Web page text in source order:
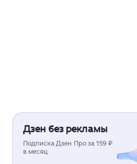
Дзен без рекламы
Подписка Дзен Про за 159 ₽
в месяц